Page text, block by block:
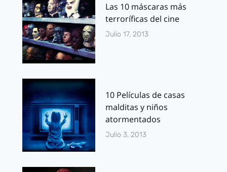
Las 10 máscaras más
terroríficas del cine
Julio 17, 2013
10 Películas de casas
malditas y niños
atormentados
Julio 3, 2013